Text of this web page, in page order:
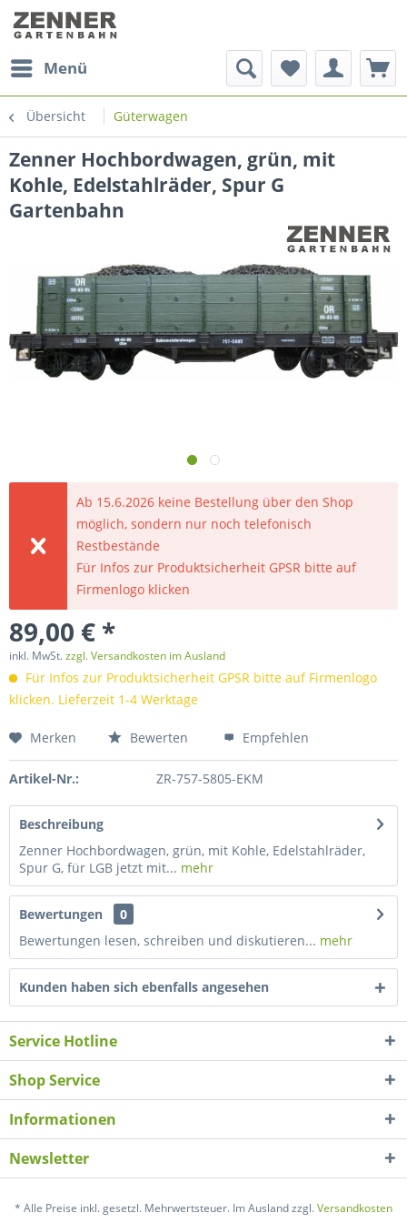
Menü
Übersicht Güterwagen
Zenner Hochbordwagen, grün, mit
Kohle, Edelstahlräder, Spur G
Gartenbahn
Ab 15.6.2026 keine Bestellung über den Shop
möglich, sondern nur noch telefonisch
Restbestände
Für Infos zur Produktsicherheit GPSR bitte auf
Firmenlogo klicken
89,00 € *
inkl. MwSt.zzgl. Versandkosten im Ausland
Für Infos zur Produktsicherheit GPSR bitte auf Firmenlogo
klicken. Lieferzeit 1-4 Werktage
Merken Bewerten Empfehlen
Artikel-Nr.: ZR-757-5805-EKM
Beschreibung
Zenner Hochbordwagen, grün, mit Kohle, Edelstahlräder,
Spur G, für LGB jetzt mit... mehr
Bewertungen
0
Bewertungen lesen, schreiben und diskutieren... mehr
Kunden haben sich ebenfalls angesehen
Service Hotline
Shop Service
Informationen
Newsletter
* Alle Preise inkl. gesetzl. Mehrwertsteuer. Im Ausland zzgl.Versandkosten